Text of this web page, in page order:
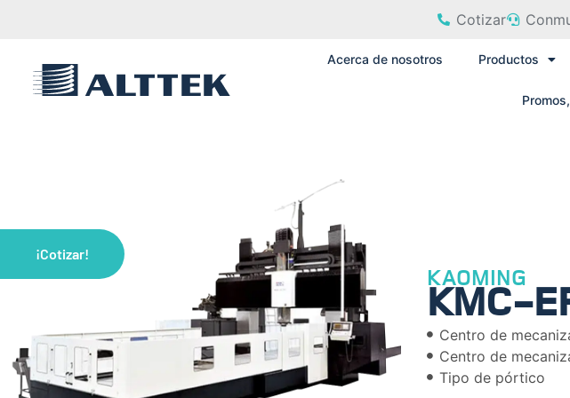
Cotizar
Acerca de nosotros Productos
¡Cotizar!
KAOMING
KMC-
Centro de
Centro de
Tipo de pórtico